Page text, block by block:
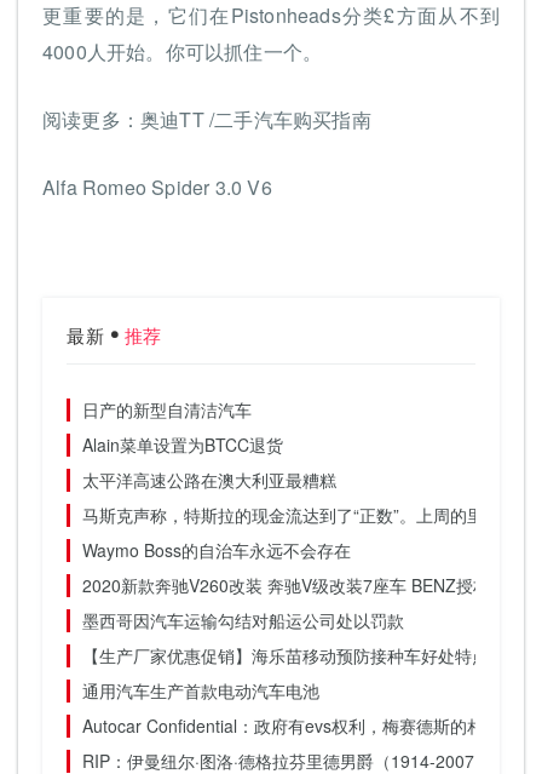
更重要的是，它们在Pistonheads分类£方面从不到
4000人开始。你可以抓住一个。
阅读更多：奥迪TT /二手汽车购买指南
Alfa Romeo Spider 3.0 V6
最新 推荐
日产的新型自清洁汽车
Alain菜单设置为BTCC退货
太平洋高速公路在澳大利亚最糟糕
马斯克声称，特斯拉的现金流达到了“正数”。上周的里程碑
Waymo Boss的自治车永远不会存在
2020新款奔驰V260改装 奔驰V级改装7座车 BENZ授权改装
墨西哥因汽车运输勾结对船运公司处以罚款
【生产厂家优惠促销】海乐苗移动预防接种车好处特点_依
通用汽车生产首款电动汽车电池
Autocar Confidential：政府有evs权利，梅赛德斯的相机呼叫
RIP：伊曼纽尔·图洛·德格拉芬里德男爵（1914-2007）